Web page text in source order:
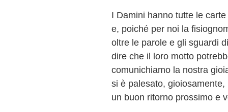
I Damini hanno tutte le
e, poiché per noi la
oltre le parole e gli sguardi
dire che il loro motto
comunichiamo la nostra
si è palesato,
un buon ritorno prossimo e